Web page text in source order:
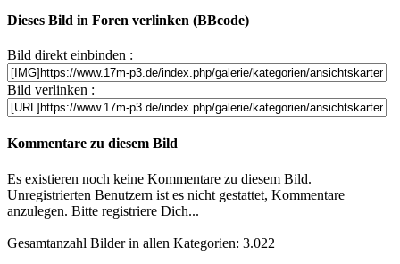
Dieses Bild in Foren verlinken (BBcode)
Bild direkt einbinden :
Bild verlinken :
Kommentare zu diesem Bild
Es existieren noch keine Kommentare zu diesem Bild.
Unregistrierten Benutzern ist es nicht gestattet, Kommentare
anzulegen. Bitte registriere Dich...
Gesamtanzahl Bilder in allen Kategorien: 3.022